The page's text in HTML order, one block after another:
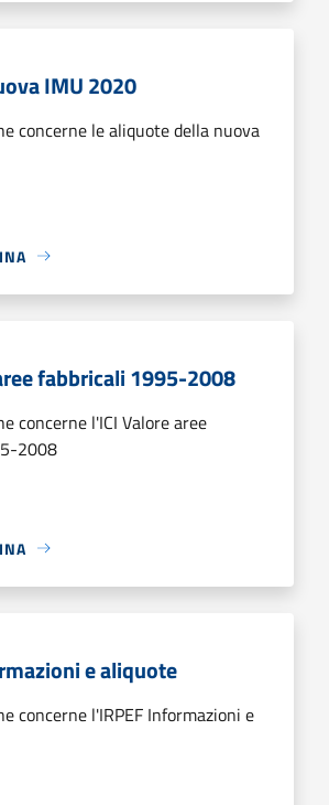
IMU 2020
concerne le aliquote della nuova
fabbricali 1995-2008
concerne l'ICI Valore aree
2008
e aliquote
concerne l'IRPEF Informazioni e